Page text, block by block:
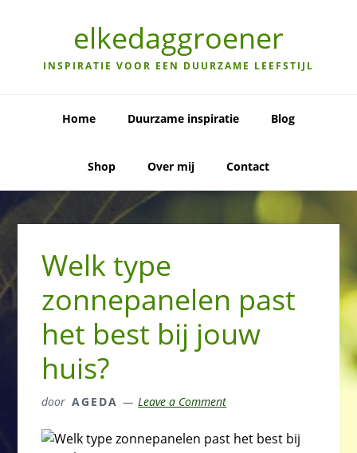
navigation
elkedaggroener
INSPIRATIE VOOR EEN DUURZAME LEEFSTIJL
Home Duurzame inspiratie Blog
Shop Over mij Contact
Welk type
zonnepanelen past
het best bij jouw
huis?
door AGEDA Leave a Comment